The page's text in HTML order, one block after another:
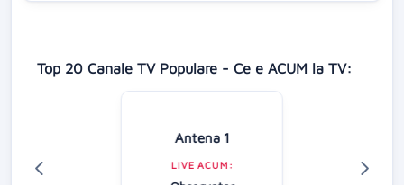
Top 20 Canale TV Populare - Ce e ACUM la TV:
Antena 1
LIVE ACUM: